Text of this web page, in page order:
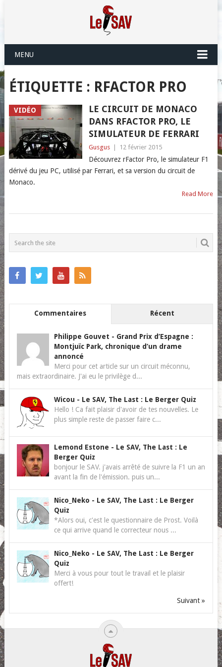
MENU
ÉTIQUETTE : RFACTOR PRO
VIDÉO
LE CIRCUIT DE MONACO
DANS RFACTOR PRO, LE
SIMULATEUR DE FERRARI
Gusgus 12 février 2015
Découvrez rFactor Pro, le simulateur F1
dérivé du jeu PC, utilisé par Ferrari, et sa version du circuit de
Monaco.
Read More
POSTS
NAVIGATION
Commentaires Récent
Philippe Gouvet - Grand Prix d’Espagne :
Montjuïc Park, chronique d’un drame
annoncé
Merci pour cet article sur un circuit méconnu,
mais extraordinaire. J'ai eu le privilège d...
Wicou - Le SAV, The Last : Le Berger Quiz
Hello ! Ca fait plaisir d'avoir de tes nouvelles. Le
plus simple reste de passer faire c...
Lemond Estone - Le SAV, The Last : Le
Berger Quiz
bonjour le SAV. j'avais arrêté de suivre la F1 un an
avant la fin de l'émission. puis un...
Nico_Neko - Le SAV, The Last : Le Berger
Quiz
*Alors oui, c'est le questionnaire de Prost. Voilà
ce qui arrive quand le correcteur nous ...
Nico_Neko - Le SAV, The Last : Le Berger
Quiz
Merci à vous pour tout le travail et le plaisir
offert!
Suivant »